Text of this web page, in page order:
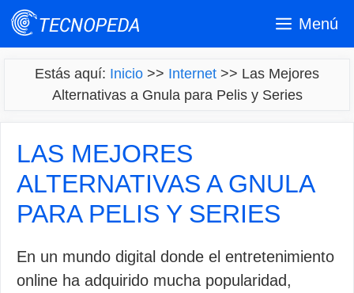
Saltar
Menú
Estás aquí: Inicio >> Internet >> Las Mejores
Alternativas a Gnula para Pelis y Series
LAS MEJORES
ALTERNATIVAS A GNULA
PARA PELIS Y SERIES
En un mundo digital donde el entretenimiento
online ha adquirido mucha popularidad,